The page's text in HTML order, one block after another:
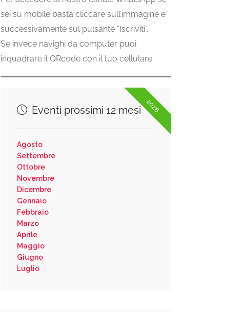
sei su mobile basta cliccare sull’immagine e
successivamente sul pulsante “Iscriviti”.
Se invece navighi da computer puoi
inquadrare il QRcode con il tuo cellulare.
2026
Eventi prossimi 12 mesi
Agosto
Settembre
Ottobre
Novembre
Dicembre
Gennaio
Febbraio
Marzo
Aprile
Maggio
Giugno
Luglio